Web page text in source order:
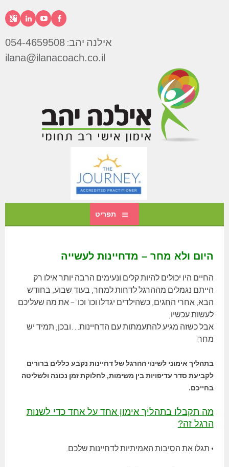
אילנה
יהב
אילנה יהב:054-4659508
ilana@ilanacoach.co.il
תפריט
היום ולא מחר – מדחיינות לעשייה
החיים היו יכולים להיות קלים ונעימים הרבה יותר אילו רק
הייתם נגמלים מההרגל לדחות למחר, בעוד שבוע, בחודש
הבא, אחרי החגים, כשהילדים יגדלו וכו' וכו' – את מה שעליכם
לעשות עכשיו,
אבל כשזה מגיע להתעמתות עם הדחיינות…ובכן, תמיד יש
מחר!
בתהליך אימוני לשינוי ההרגל של דחיינות נקבע כללים ברורים
לקביעת סדר עדיפויות בין משימות, לחלוקת זמן נכונה ולשליטה
בחייכם.
מה תקבלו בתהליך אימון אחד על אחד כדי לשנות
הרגל זה?
• תגלו את הסיבות האמיתיות לדחיינות שלכם.